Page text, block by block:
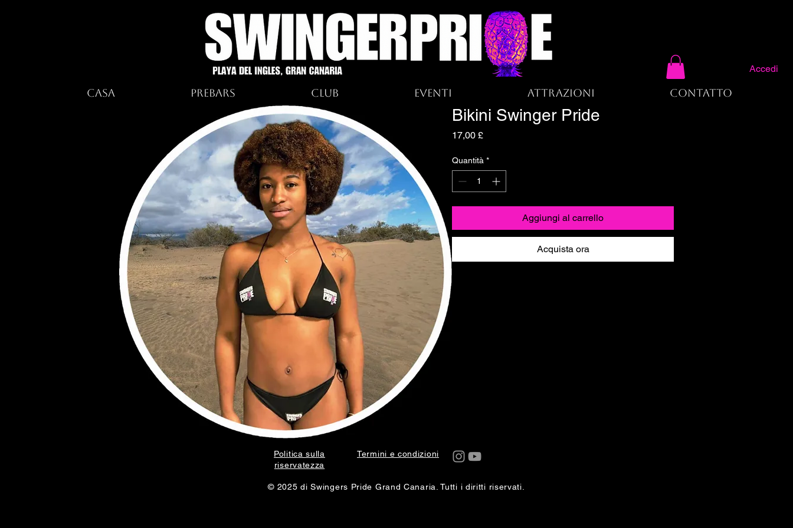
Accedi
Casa Prebars Club Eventi Attrazioni Contatto
Bikini Swinger Pride
17,00 £Prezzo
Quantità *
Aggiungi al carrello
Acquista ora
Politica sulla
riservatezza
Termini e condizioni
© 2025 di Swingers Pride Grand Canaria. Tutti i diritti riservati.